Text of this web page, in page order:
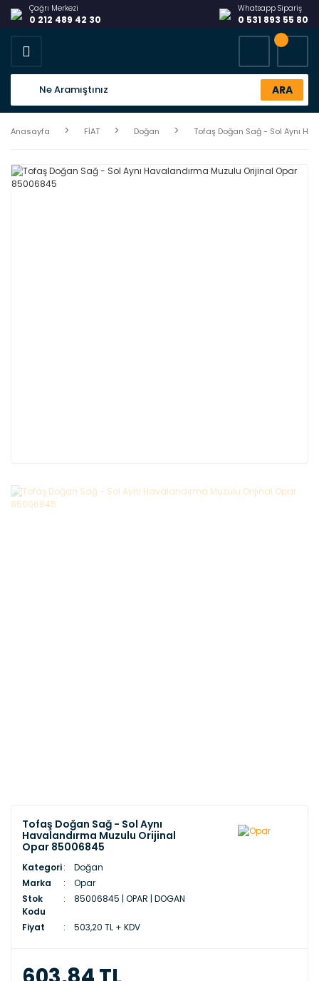
Çağrı Merkezi
0 212 489 42 30
Whatsapp Sipariş
0 531 893 55 80
ARA
Anasayfa FİAT Doğan Tofaş Doğan Sağ - Sol Aynı
Tofaş Doğan Sağ - Sol Aynı
Havalandırma Muzulu Orijinal
Opar 85006845
Kategori
Doğan
Marka
Opar
Stok
Kodu
85006845 | OPAR | DOGAN
Fiyat 503,20 TL + KDV